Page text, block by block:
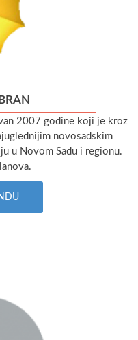
2007 godine koji je kroz
novosadskim
u Novom Sadu i regionu.